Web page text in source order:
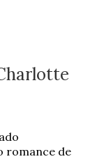
romance de